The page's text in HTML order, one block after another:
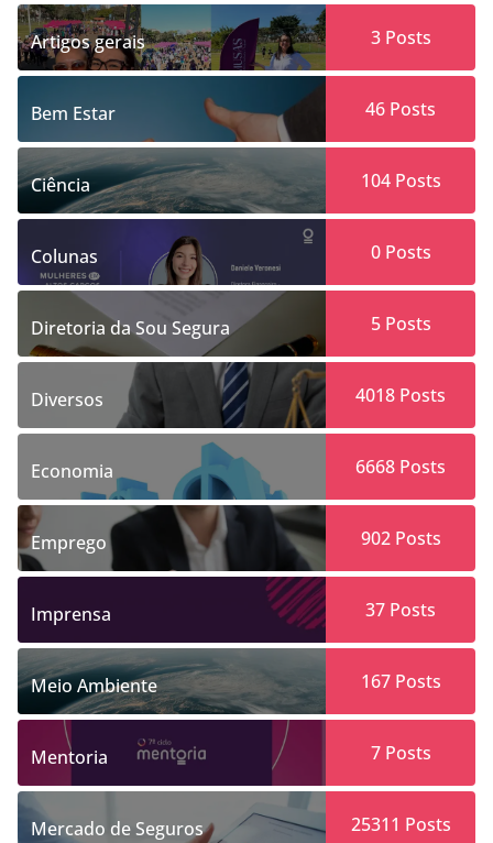
Artigos gerais 3Posts
Bem Estar 46 Posts
Ciência 104Posts
Colunas 0Posts
Diretoria da Sou Segura 5Posts
Diversos 4018 Posts
Economia 6668 Posts
Emprego 902Posts
Imprensa 37 Posts
Meio Ambiente 167Posts
Mentoria 7Posts
Mercado de Seguros 25311 Posts